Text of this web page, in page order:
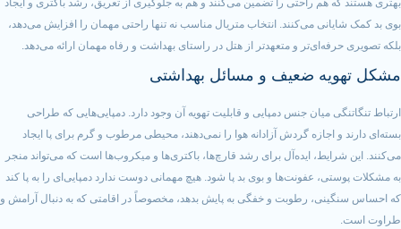
راحتی را تضمین می‌کنند و هم به جلوگیری از تعریق، رشد باکتری و ایجاد
می‌کنند. انتخاب متریال مناسب نه تنها راحتی مهمان را افزایش می‌دهد،
و متعهدتر از هتل در راستای بهداشت و رفاه مهمان ارائه می‌دهد.
ضعیف و مسائل بهداشتی
میان جنس دمپایی و قابلیت تهویه آن وجود دارد. دمپایی‌هایی که طراحی
گردش آزادانه هوا را نمی‌دهند، محیطی مرطوب و گرم برای پا ایجاد
ایده‌آل برای رشد قارچ‌ها، باکتری‌ها و میکروب‌ها است که می‌تواند منجر
عفونت‌ها و بوی بد پا شود. هیچ مهمانی دوست ندارد دمپایی‌ای را به پا کند
رطوبت و خفگی به پایش بدهد، مخصوصاً در اقامتی که به دنبال آرامش و